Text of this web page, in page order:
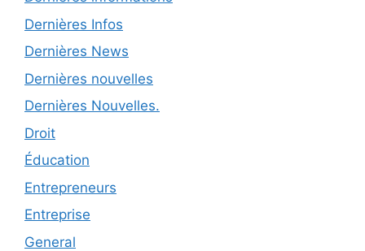
Dernières Infos
Dernières News
Dernières nouvelles
Dernières Nouvelles.
Droit
Éducation
Entrepreneurs
Entreprise
General